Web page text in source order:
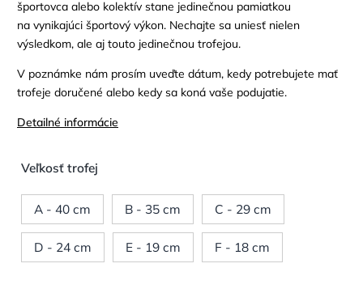
športovca alebo kolektív stane jedinečnou pamiatkou
na vynikajúci športový výkon. Nechajte sa uniesť nielen
výsledkom, ale aj touto jedinečnou trofejou.
V poznámke nám prosím uveďte dátum, kedy potrebujete mať
trofeje doručené alebo kedy sa koná vaše podujatie.
Detailné informácie
Veľkosť trofej
A - 40 cm B - 35 cm C - 29 cm
D - 24 cm E - 19 cm F - 18 cm